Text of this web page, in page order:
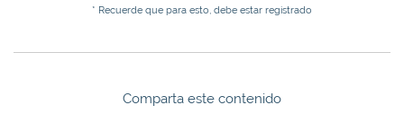
* Recuerde que para esto, debe estar registrado
Comparta este contenido